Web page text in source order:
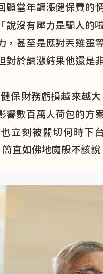
顧當年調漲健保費的
說沒有壓力是騙人的
，甚至是應對丟雞蛋
對於調漲結果他還是
保財務虧損越來越
響數百萬人荷包的方
立刻被關切何時下
直如佛地魔般不該說